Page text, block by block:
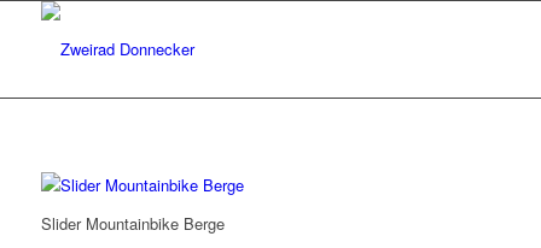
Slider Mountainbike Berge